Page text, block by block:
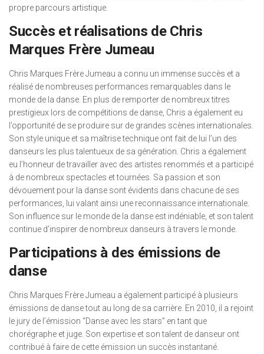
propre parcours artistique.
Succès et réalisations de Chris
Marques Frère Jumeau
Chris Marques Frère Jumeau a connu un immense succès et a
réalisé de nombreuses performances remarquables dans le
monde de la danse. En plus de remporter de nombreux titres
prestigieux lors de compétitions de danse, Chris a également eu
l’opportunité de se produire sur de grandes scènes internationales.
Son style unique et sa maîtrise technique ont fait de lui l’un des
danseurs les plus talentueux de sa génération. Chris a également
eu l’honneur de travailler avec des artistes renommés et a participé
à de nombreux spectacles et tournées. Sa passion et son
dévouement pour la danse sont évidents dans chacune de ses
performances, lui valant ainsi une reconnaissance internationale.
Son influence sur le monde de la danse est indéniable, et son talent
continue d’inspirer de nombreux danseurs à travers le monde.
Participations à des émissions de
danse
Chris Marques Frère Jumeau a également participé à plusieurs
émissions de danse tout au long de sa carrière. En 2010, il a rejoint
le jury de l’émission “Danse avec les stars” en tant que
chorégraphe et juge. Son expertise et son talent de danseur ont
contribué à faire de cette émission un succès instantané.